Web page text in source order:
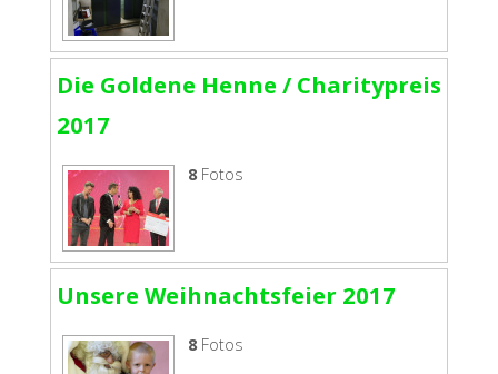
Die Goldene Henne / Charitypreis
2017
8Fotos
Unsere Weihnachtsfeier 2017
8Fotos